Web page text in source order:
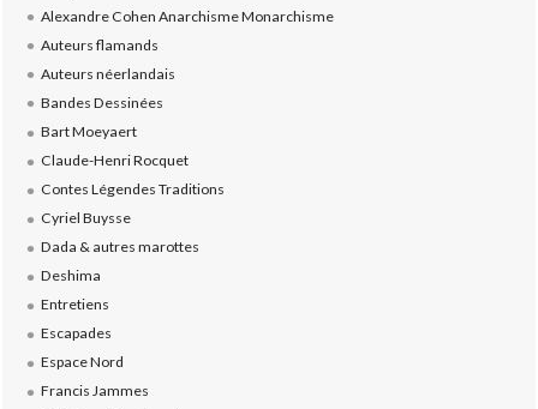
Alexandre Cohen Anarchisme Monarchisme
Auteurs flamands
Auteurs néerlandais
Bandes Dessinées
Bart Moeyaert
Claude-Henri Rocquet
Contes Légendes Traditions
Cyriel Buysse
Dada & autres marottes
Deshima
Entretiens
Escapades
Espace Nord
Francis Jammes